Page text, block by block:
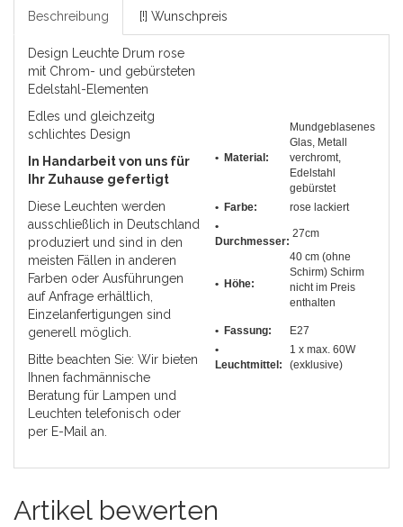
Beschreibung [!] Wunschpreis
Design Leuchte Drum rose
mit Chrom- und gebürsteten
Edelstahl-Elementen
Edles und gleichzeitg
schlichtes Design
In Handarbeit von uns für
Ihr Zuhause gefertigt
Diese Leuchten werden
ausschließlich in Deutschland
produziert und sind in den
meisten Fällen in anderen
Farben oder Ausführungen
auf Anfrage erhältlich,
Einzelanfertigungen sind
generell möglich.
Bitte beachten Sie: Wir bieten
Ihnen fachmännische
Beratung für Lampen und
Leuchten telefonisch oder
per E-Mail an.
• Material:
Mundgeblasenes
Glas, Metall
verchromt,
Edelstahl
gebürstet
• Farbe:
rose lackiert
•
Durchmesser:
27cm
• Höhe:
40 cm (ohne
Schirm) Schirm
nicht im Preis
enthalten
• Fassung:
E27
•
Leuchtmittel:
1 x max. 60W
(exklusive)
Artikel bewerten